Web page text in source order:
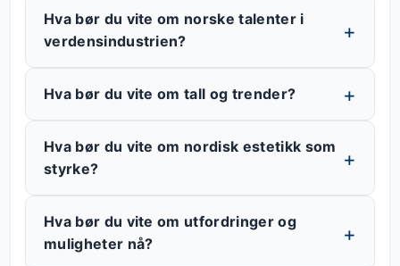
Hva bør du vite om norske talenter i
verdensindustrien?
Hva bør du vite om tall og trender?
Hva bør du vite om nordisk estetikk som
styrke?
Hva bør du vite om utfordringer og
muligheter nå?